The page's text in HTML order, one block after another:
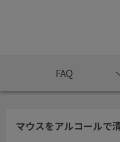
FAQ
マウスをアルコールで